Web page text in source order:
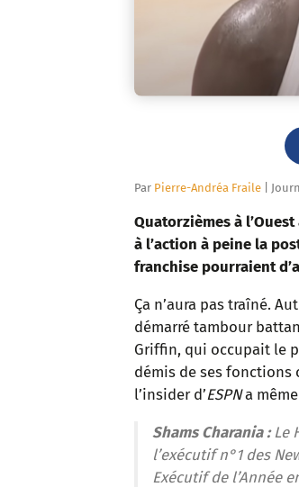
Par Pierre-Andréa Fraile |
Quatorzièmes à
à l’action à peine la
franchise pourraient
Ça n’aura pas traîné.
démarré tambour
Griffin, qui occupait le
démis de ses fonctions
l’insider d’ESPNa
Shams Charania :Le
l’exécutif n°1 des
Exécutif de l’Année